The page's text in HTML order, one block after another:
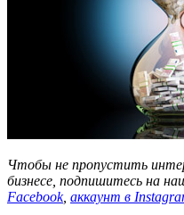
Чтобы не пропустить
бизнесе, подпишитесь на
Facebook, аккаунт в